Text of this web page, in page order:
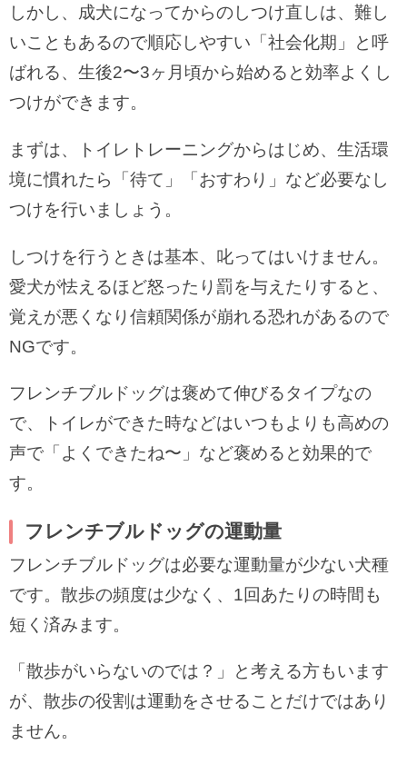
しかし、成犬になってからのしつけ直しは、難し
いこともあるので順応しやすい「社会化期」と呼
ばれる、生後2〜3ヶ月頃から始めると効率よくし
つけができます。
まずは、トイレトレーニングからはじめ、生活環
境に慣れたら「待て」「おすわり」など必要なし
つけを行いましょう。
しつけを行うときは基本、叱ってはいけません。
愛犬が怯えるほど怒ったり罰を与えたりすると、
覚えが悪くなり信頼関係が崩れる恐れがあるので
NGです。
フレンチブルドッグは褒めて伸びるタイプなの
で、トイレができた時などはいつもよりも高めの
声で「よくできたね〜」など褒めると効果的で
す。
フレンチブルドッグの運動量
フレンチブルドッグは必要な運動量が少ない犬種
です。散歩の頻度は少なく、1回あたりの時間も
短く済みます。
「散歩がいらないのでは？」と考える方もいます
が、散歩の役割は運動をさせることだけではあり
ません。